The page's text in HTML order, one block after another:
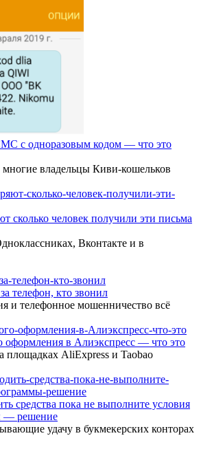
с одноразовым кодом — что это
владельцы Киви-кошельков
сколько человек получили эти письма
Вконтакте и в
телефон, кто звонил
и телефонное мошенничество всё
в Алиэкспресс — что это
площадках AliExpress и Taobao
средства пока не выполните условия
— решение
удачу в букмекерских конторах